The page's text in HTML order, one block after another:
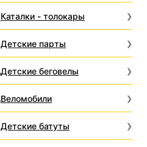
Каталки - толокары
Детские парты
Детские беговелы
Веломобили
Детские батуты